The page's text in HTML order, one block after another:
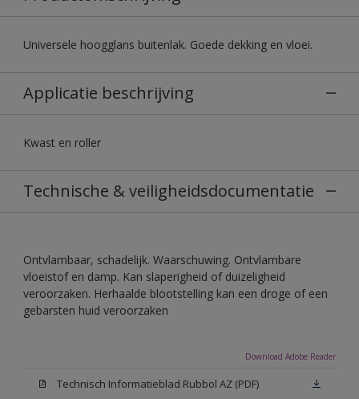
Universele hoogglans buitenlak. Goede dekking en vloei.
Applicatie beschrijving
Kwast en roller
Technische & veiligheidsdocumentatie
Ontvlambaar, schadelijk. Waarschuwing. Ontvlambare
vloeistof en damp. Kan slaperigheid of duizeligheid
veroorzaken. Herhaalde blootstelling kan een droge of een
gebarsten huid veroorzaken
Download Adobe Reader
Technisch Informatieblad Rubbol AZ (PDF)